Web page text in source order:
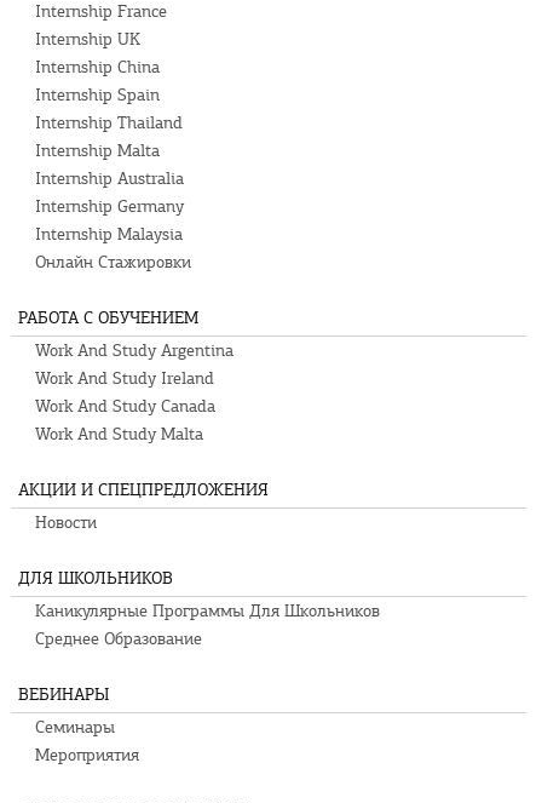
Internship France
Internship UK
Internship China
Internship Spain
Internship Thailand
Internship Malta
Internship Australia
Internship Germany
Internship Malaysia
Онлайн Стажировки
РАБОТА С ОБУЧЕНИЕМ
Work And Study Argentina
Work And Study Ireland
Work And Study Canada
Work And Study Malta
АКЦИИ И СПЕЦПРЕДЛОЖЕНИЯ
Новости
ДЛЯ ШКОЛЬНИКОВ
Каникулярные Программы Для Школьников
Среднее Образование
ВЕБИНАРЫ
Семинары
Мероприятия